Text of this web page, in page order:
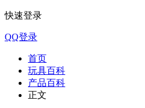
快速登录
QQ登录
首页
玩具百科
产品百科
正文